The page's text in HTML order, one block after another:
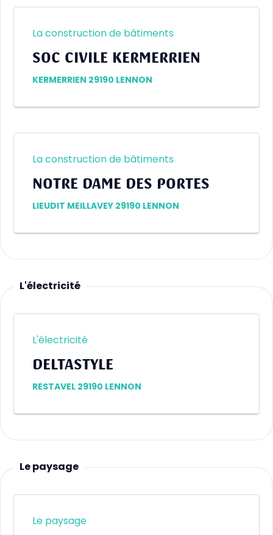
La construction de bâtiments
SOC CIVILE KERMERRIEN
KERMERRIEN 29190 LENNON
La construction de bâtiments
NOTRE DAME DES PORTES
LIEUDIT MEILLAVEY 29190 LENNON
L'électricité
L'électricité
DELTASTYLE
RESTAVEL 29190 LENNON
Le paysage
Le paysage